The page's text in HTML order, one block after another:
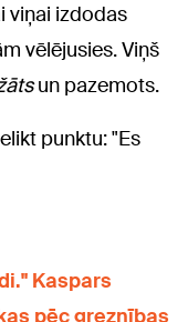
viņai izdodas
vēlējusies. Viņš
un pazemots.
punktu: "Es
Kaspars
pēc greznības